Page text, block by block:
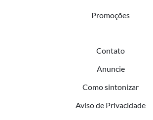
Promoções
Contato
Anuncie
Como sintonizar
Aviso de Privacidade